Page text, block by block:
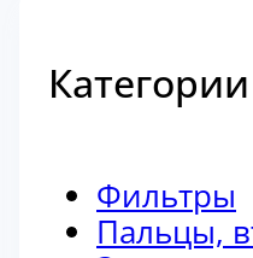
Категории
Фильтры
Пальцы,